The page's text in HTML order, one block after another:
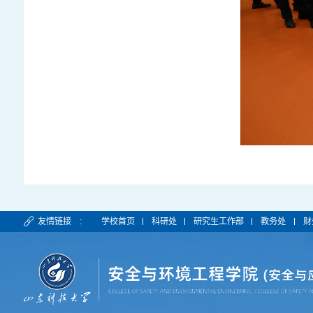
友情链接 : 学校首页 科研处 研究生工作部 教务处